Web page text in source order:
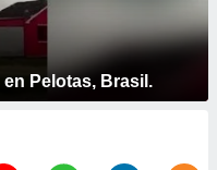
Pelotas, Brasil.